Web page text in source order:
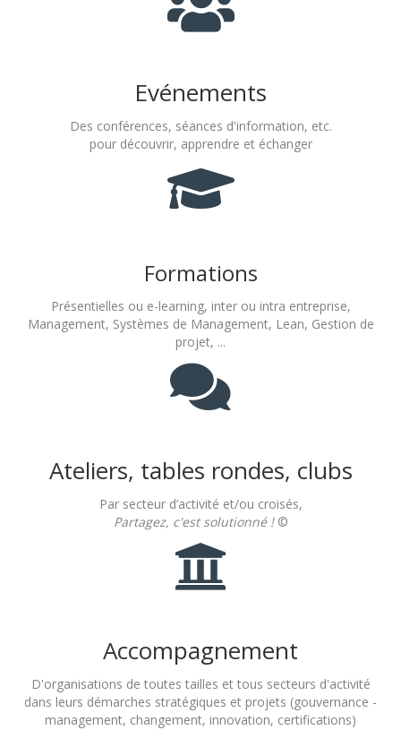
Evénements
Des conférences, séances d'information, etc.
pour découvrir, apprendre et échanger
Formations
Présentielles ou e-learning, inter ou intra entreprise,
Management, Systèmes de Management, Lean, Gestion de
projet, ...
Ateliers, tables rondes, clubs
Par secteur d’activité et/ou croisés,
Partagez, c'est solutionné !©
Accompagnement
D'organisations de toutes tailles et tous secteurs d'activité
dans leurs démarches stratégiques et projets (gouvernance -
management, changement, innovation, certifications)